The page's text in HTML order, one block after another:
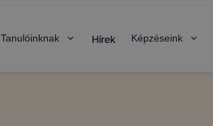
Tanulóinknak Hírek Képzéseink